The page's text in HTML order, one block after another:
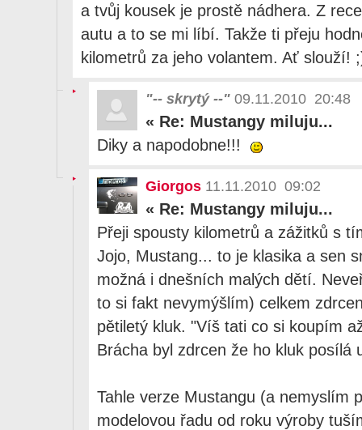
a tvůj kousek je prostě nádhera. Z
autu a to se mi líbí. Takže ti přeju
kilometrů za jeho volantem. Ať slouží!
"-- skrytý --" 09.11.2010 20:48
« Re: Mustangy miluju...
Diky a napodobne!!!
Giorgos 11.11.2010 09:02
« Re: Mustangy miluju...
Přeji spousty kilometrů a zážitků s
Jojo, Mustang... to je klasika a sen
možná i dnešních malých dětí.
to si fakt nevymýšlím) celkem
pětiletý kluk. "Víš tati co si koupím
Brácha byl zdrcen že ho kluk posílá
Tahle verze Mustangu (a nemyslím
modelovou řadu od roku výroby